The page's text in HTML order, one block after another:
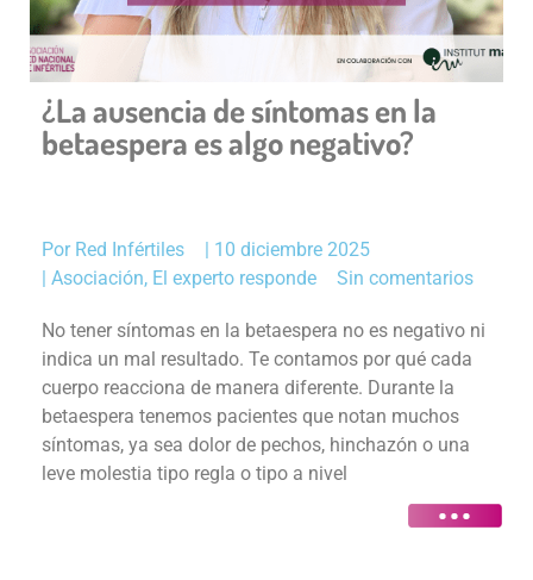
¿La ausencia de síntomas en la
betaespera es algo negativo?
Por Red Infértiles | 10 diciembre 2025
| Asociación, El experto responde Sin comentarios
No tener síntomas en la betaespera no es negativo ni
indica un mal resultado. Te contamos por qué cada
cuerpo reacciona de manera diferente. Durante la
betaespera tenemos pacientes que notan muchos
síntomas, ya sea dolor de pechos, hinchazón o una
leve molestia tipo regla o tipo a nivel